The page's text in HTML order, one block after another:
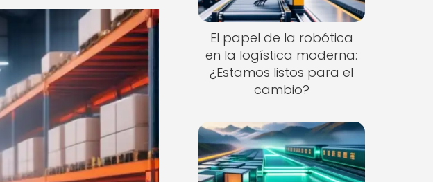
El papel de la robótica
en la logística moderna:
¿Estamos listos para el
cambio?